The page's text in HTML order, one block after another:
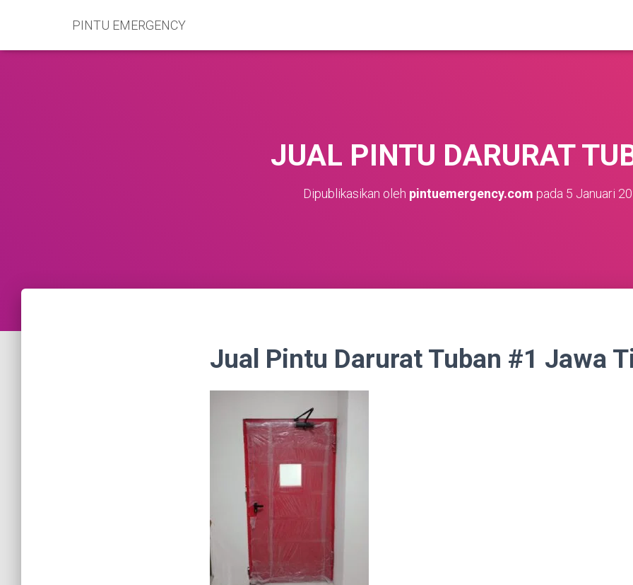
PINTU EMERGENCY
JUAL PINTU DARURAT
Dipublikasikan oleh pintuemergency.com pada 5 Januari
Jual Pintu Darurat Tuban #1 Jawa